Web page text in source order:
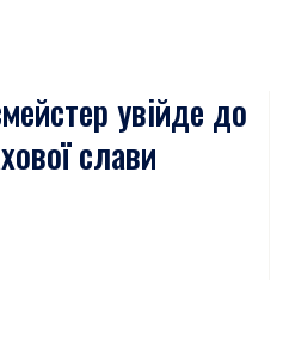
увійде до
слави